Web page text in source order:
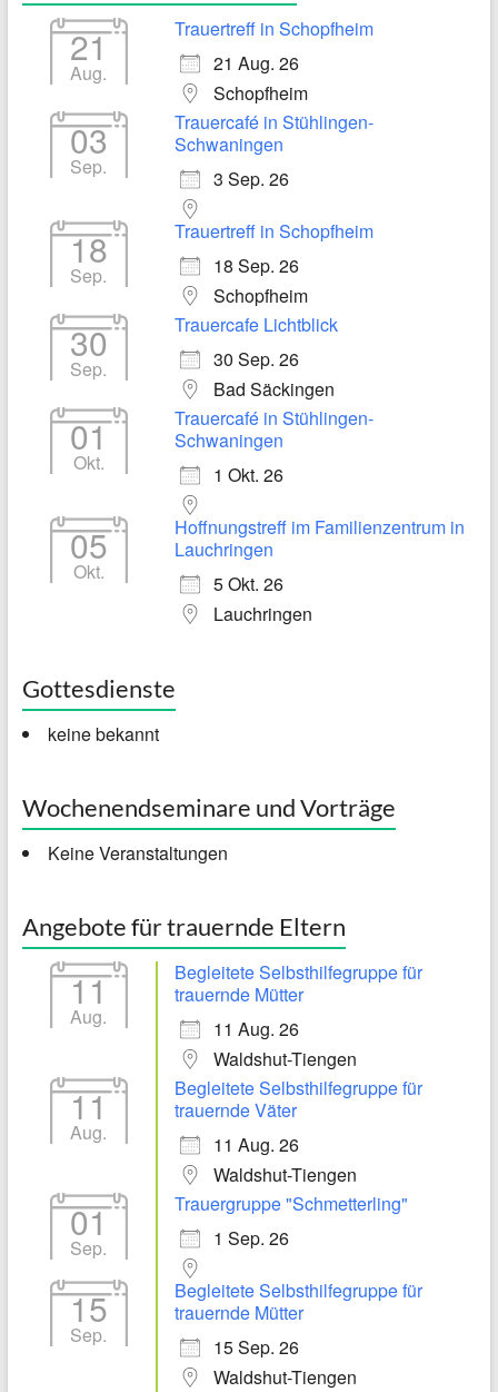
21
Aug.
Trauertreff in Schopfheim
21 Aug. 26
Schopfheim
03
Sep.
Trauercafé in Stühlingen-
Schwaningen
3 Sep. 26
18
Sep.
Trauertreff in Schopfheim
18 Sep. 26
Schopfheim
30
Sep.
Trauercafe Lichtblick
30 Sep. 26
Bad Säckingen
01
Okt.
Trauercafé in Stühlingen-
Schwaningen
1 Okt. 26
05
Okt.
Hoffnungstreff im Familienzentrum in
Lauchringen
5 Okt. 26
Lauchringen
Gottesdienste
keine bekannt
Wochenendseminare und Vorträge
Keine Veranstaltungen
Angebote für trauernde Eltern
11
Aug.
Begleitete Selbsthilfegruppe für
trauernde Mütter
11 Aug. 26
Waldshut-Tiengen
11
Aug.
Begleitete Selbsthilfegruppe für
trauernde Väter
11 Aug. 26
Waldshut-Tiengen
01
Sep.
Trauergruppe "Schmetterling"
1 Sep. 26
15
Sep.
Begleitete Selbsthilfegruppe für
trauernde Mütter
15 Sep. 26
Waldshut-Tiengen